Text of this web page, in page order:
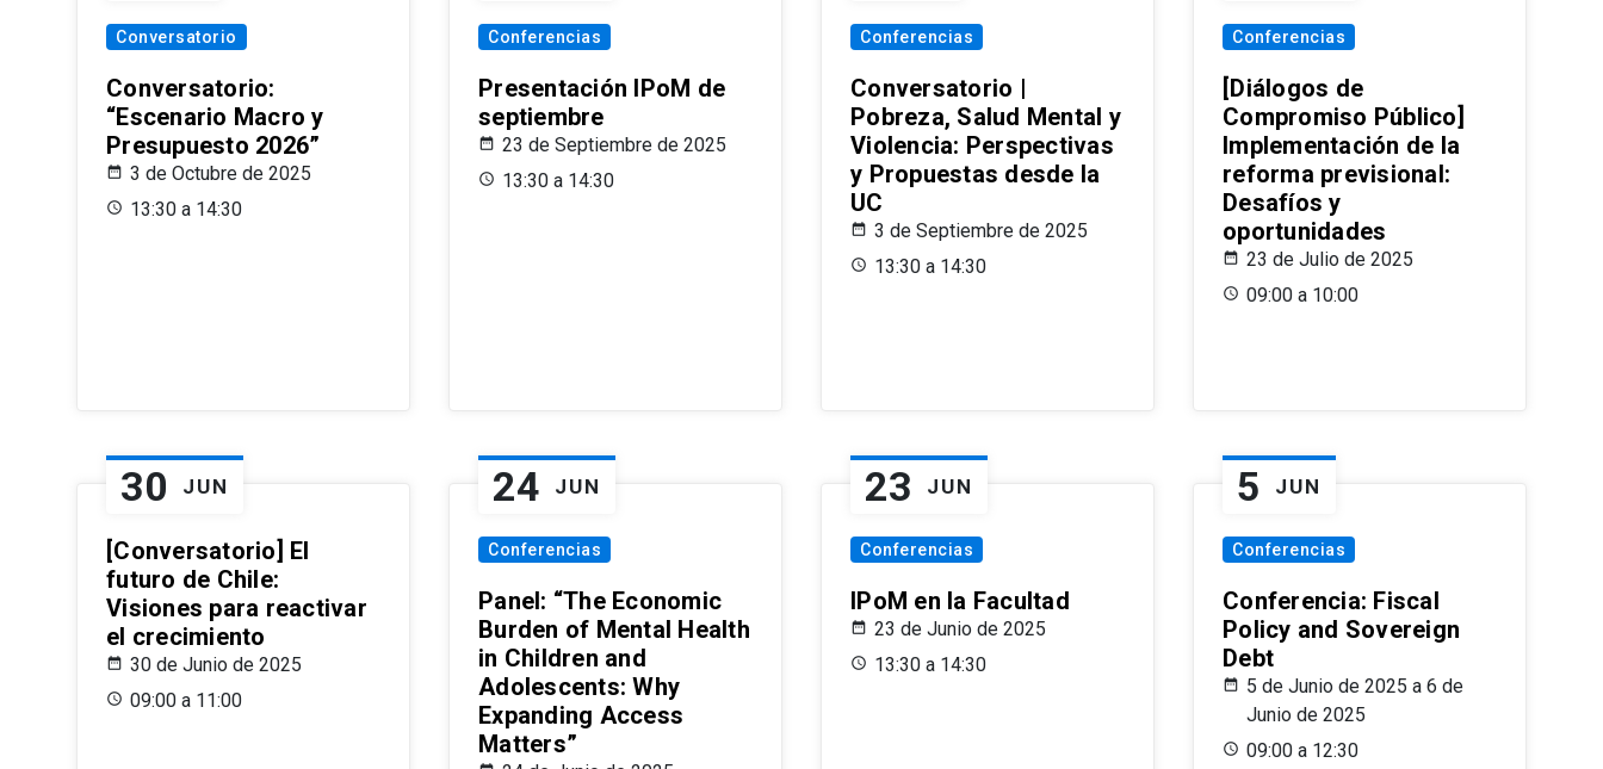
Conversatorio
Conversatorio:
“Escenario Macro y
Presupuesto 2026”
3 de Octubre de 2025
13:30 a 14:30
Conferencias
Presentación IPoM de
septiembre
23 de Septiembre de 2025
13:30 a 14:30
Conferencias
Conversatorio |
Pobreza, Salud Mental y
Violencia: Perspectivas
y Propuestas desde la
UC
3 de Septiembre de 2025
13:30 a 14:30
Conferencias
[Diálogos de
Compromiso Público]
Implementación de la
reforma previsional:
Desafíos y
oportunidades
23 de Julio de 2025
09:00 a 10:00
30 JUN
[Conversatorio] El
futuro de Chile:
Visiones para reactivar
el crecimiento
30 de Junio de 2025
09:00 a 11:00
24 JUN
Conferencias
Panel: “The Economic
Burden of Mental Health
in Children and
Adolescents: Why
Expanding Access
Matters”
23 JUN
Conferencias
IPoM en la Facultad
23 de Junio de 2025
13:30 a 14:30
5 JUN
Conferencias
Conferencia: Fiscal
Policy and Sovereign
Debt
5 de Junio de 2025 a 6 de
Junio de 2025
09:00 a 12:30